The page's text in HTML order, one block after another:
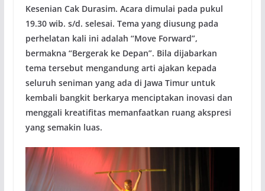
Kesenian Cak Durasim. Acara dimulai pada pukul
19.30 wib. s/d. selesai. Tema yang diusung pada
perhelatan kali ini adalah “Move Forward”,
bermakna “Bergerak ke Depan”. Bila dijabarkan
tema tersebut mengandung arti ajakan kepada
seluruh seniman yang ada di Jawa Timur untuk
kembali bangkit berkarya menciptakan inovasi dan
menggali kreatifitas memanfaatkan ruang akspresi
yang semakin luas.